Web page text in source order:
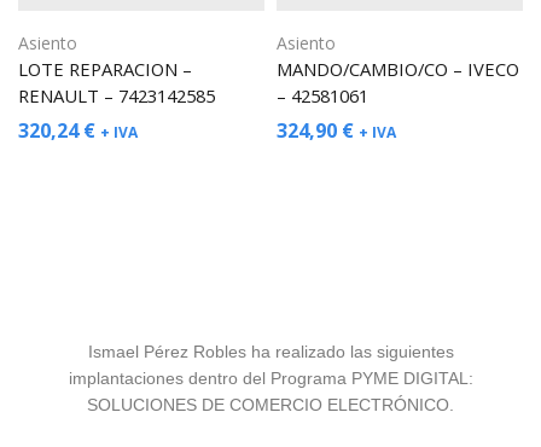
Asiento
LOTE REPARACION –
RENAULT – 7423142585
320,24€ + IVA
Asiento
MANDO/CAMBIO/CO – IVECO
– 42581061
324,90 € + IVA
Ismael Pérez Robles ha realizado las siguientes
implantaciones dentro del Programa PYME DIGITAL:
SOLUCIONES DE COMERCIO ELECTRÓNICO.